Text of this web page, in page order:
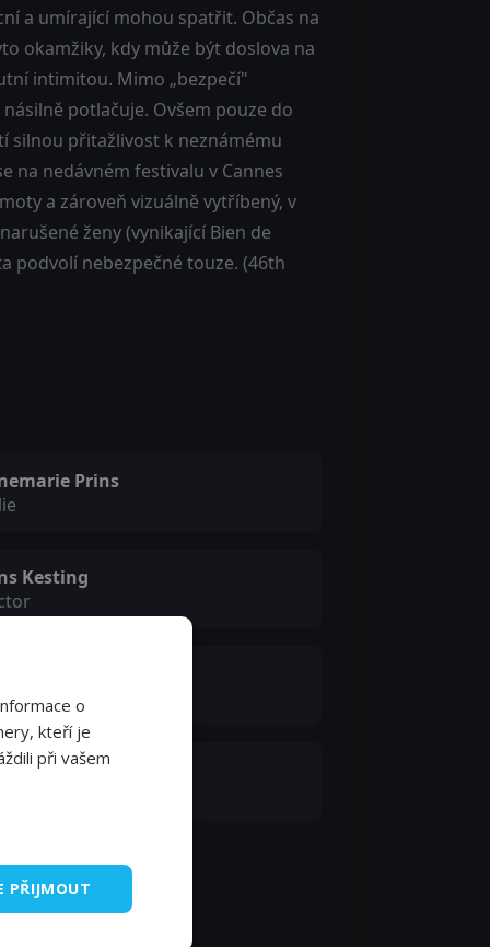
a umírající mohou spatřit. Občas na
okamžiky, kdy může být doslova na
intimitou. Mimo „bezpečí"
potlačuje. Ovšem pouze do
silnou přitažlivost k neznámému
na nedávném festivalu v Cannes
a zároveň vizuálně vytříbený, v
ženy (vynikající Bien de
podvolí nebezpečné touze. (46th
Prins
Kesting
van Hulst
o
kteří je
při vašem
PŘIJMOUT